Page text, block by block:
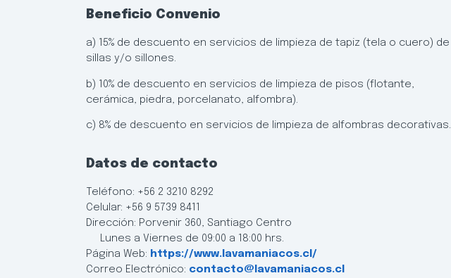
Beneficio Convenio
a) 15% de descuento en servicios de limpieza de tapiz (tela o cuero) de
sillas y/o sillones.
b) 10% de descuento en servicios de limpieza de pisos (flotante,
cerámica, piedra, porcelanato, alfombra).
c) 8% de descuento en servicios de limpieza de alfombras decorativas.
Datos de contacto
Teléfono: +56 2 3210 8292
Celular: +56 9 5739 8411
Dirección: Porvenir 360, Santiago Centro
Lunes a Viernes de 09:00 a 18:00 hrs.
Página Web: https://www.lavamaniacos.cl/
Correo Electrónico: contacto@lavamaniacos.cl